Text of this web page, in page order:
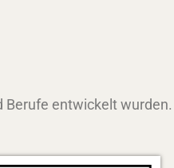
Berufe entwickelt wurden.